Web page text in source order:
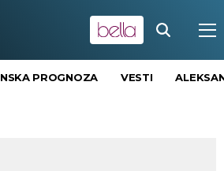
PROGNOZA VESTI